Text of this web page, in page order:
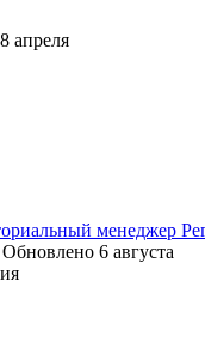
8 апреля
менеджер
Обновлено 6 августа